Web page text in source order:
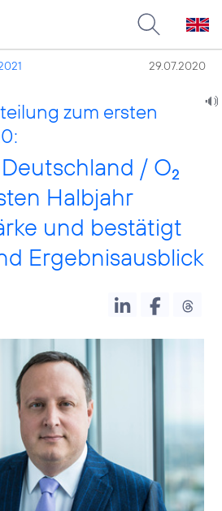
29.07.2020
zum ersten
/ O2
Halbjahr
und bestätigt
Ergebnisausblick